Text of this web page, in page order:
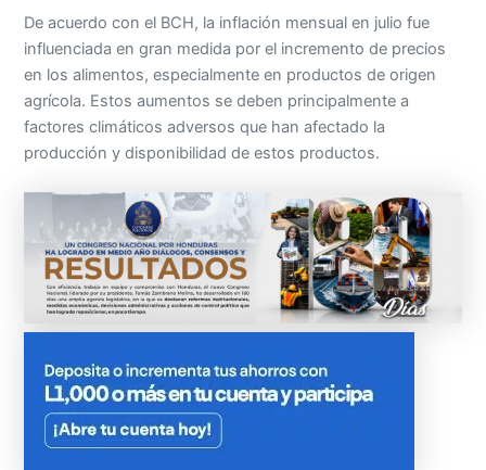
De acuerdo con el BCH, la inflación mensual en julio fue
influenciada en gran medida por el incremento de precios
en los alimentos, especialmente en productos de origen
agrícola. Estos aumentos se deben principalmente a
factores climáticos adversos que han afectado la
producción y disponibilidad de estos productos.